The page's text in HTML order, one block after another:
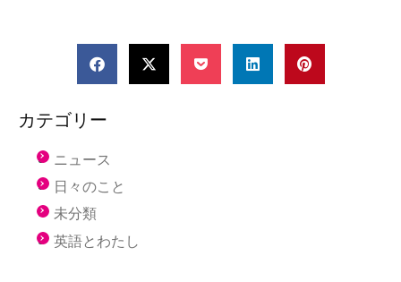
カテゴリー
ニュース
日々のこと
未分類
英語とわたし